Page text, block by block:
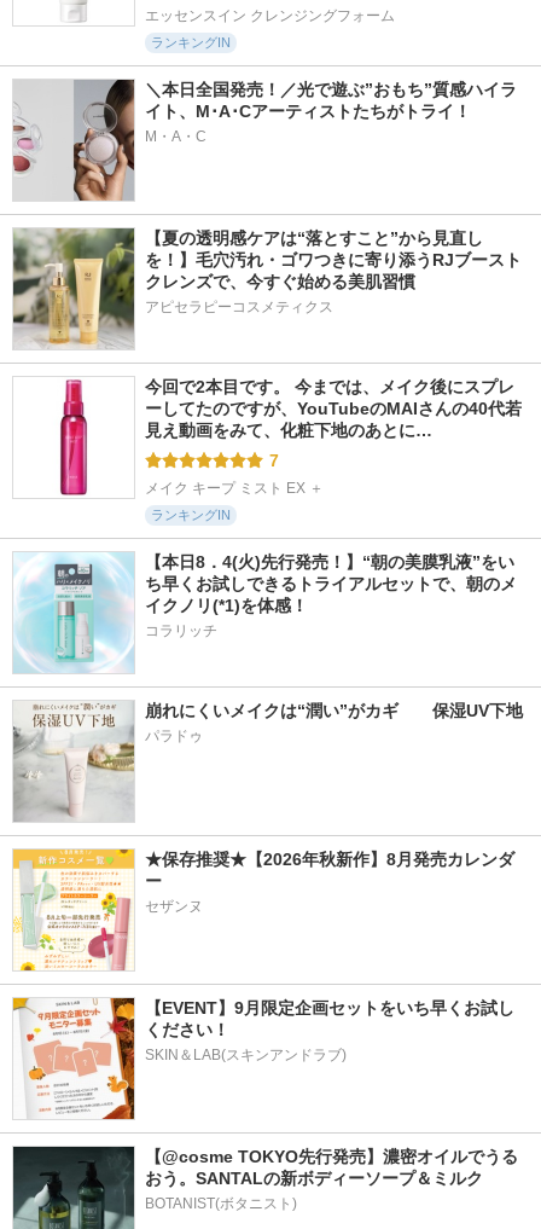
エッセンスイン クレンジングフォーム
ランキングIN
＼本日全国発売！／光で遊ぶ”おもち”質感ハイラ
イト、M･A･Cアーティストたちがトライ！
M・A・C
【夏の透明感ケアは“落とすこと”から見直し
を！】毛穴汚れ・ゴワつきに寄り添うRJブースト
クレンズで、今すぐ始める美肌習慣
アピセラピーコスメティクス
今回で2本目です。 今までは、メイク後にスプレ
ーしてたのですが、YouTubeのMAIさんの40代若
見え動画をみて、化粧下地のあとに…
7
メイク キープ ミスト EX ＋
ランキングIN
【本日8．4(火)先行発売！】“朝の美膜乳液”をい
ち早くお試しできるトライアルセットで、朝のメ
イクノリ(*1)を体感！
コラリッチ
崩れにくいメイクは“潤い”がカギ　　保湿UV下地
パラドゥ
★保存推奨★【2026年秋新作】8月発売カレンダ
ー
セザンヌ
【EVENT】9月限定企画セットをいち早くお試し
ください！
SKIN＆LAB(スキンアンドラブ)
【@cosme TOKYO先行発売】濃密オイルでうる
おう。SANTALの新ボディーソープ＆ミルク
BOTANIST(ボタニスト)